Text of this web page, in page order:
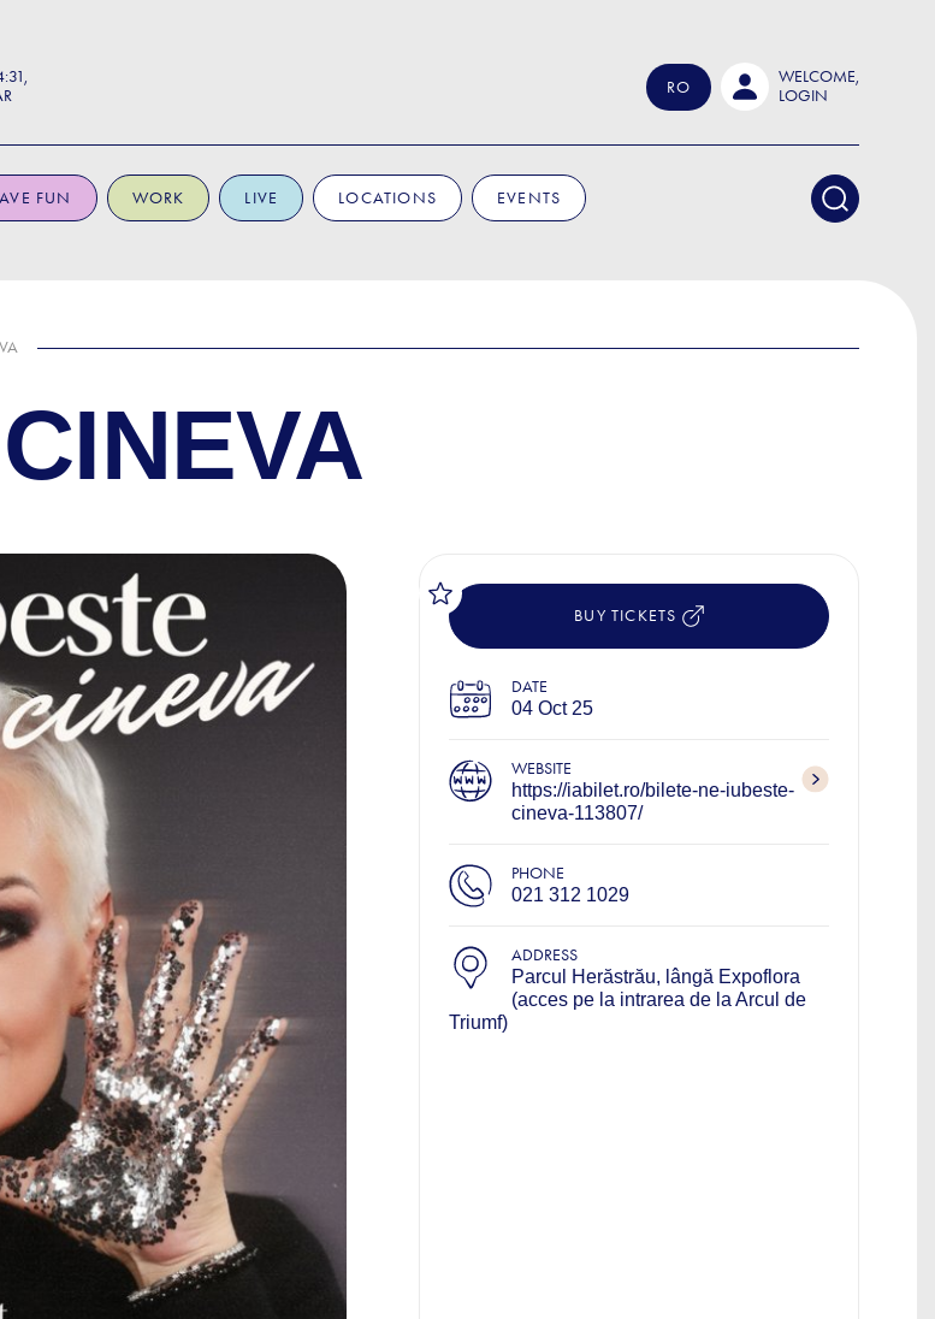
RO
WELCOME,
LOGIN
FUN WORK LIVE LOCATIONS EVENTS
BUY TICKETS
DATE
04 Oct 25
WEBSITE
https://iabilet.ro/bilete-ne-iubeste-
cineva-113807/
PHONE
021 312 1029
ADDRESS
Parcul Herăstrău, lângă Expoflora
(acces pe la intrarea de la Arcul de
Triumf)